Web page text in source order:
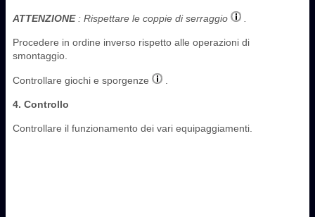
ATTENZIONE: Rispettare le coppie di serraggio
Procedere in ordine inverso rispetto alle operazioni di
smontaggio.
Controllare giochi e sporgenze
4. Controllo
Controllare il funzionamento dei vari equipaggiamenti.